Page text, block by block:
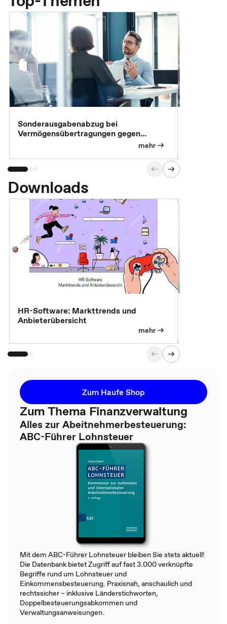
Sonderausgabenabzug bei
Vermögensübertragungen gegen
mehr
Downloads
HR-Software: Markttrends und
Anbieterübersicht
mehr
Zum Haufe Shop
Zum Thema Finanzverwaltung
Alles zur Abeitnehmerbesteuerung:
ABC-Führer Lohnsteuer
Mit dem ABC-Führer Lohnsteuer bleiben Sie stets aktuell!
Die Datenbank bietet Zugriff auf fast 3.000 verknüpfte
Begriffe rund um Lohnsteuer und
Einkommensbesteuerung. Praxisnah, anschaulich und
rechtssicher – inklusive Länderstichworten,
Doppelbesteuerungsabkommen und
Verwaltungsanweisungen.